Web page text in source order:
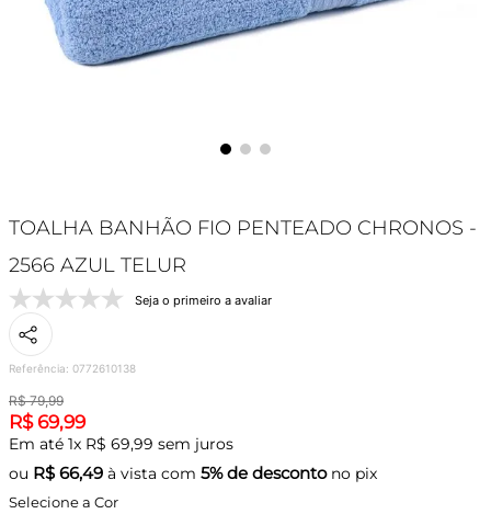
TOALHA BANHÃO FIO PENTEADO CHRONOS -
2566 AZUL TELUR
Seja o primeiro a avaliar
Referência: 0772610138
R$ 79,99
R$ 69,99
Em até 1x R$ 69,99 sem juros
ou R$ 66,49 à vista com 5% de descontono pix
Selecione a Cor